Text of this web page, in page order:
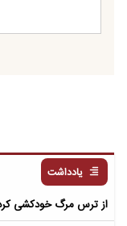
یادداشت
از ترس مرگ خودکشی کردن /